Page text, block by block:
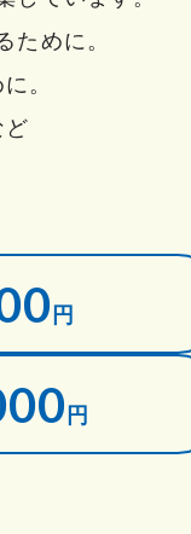
ために。
。
ど
円
円